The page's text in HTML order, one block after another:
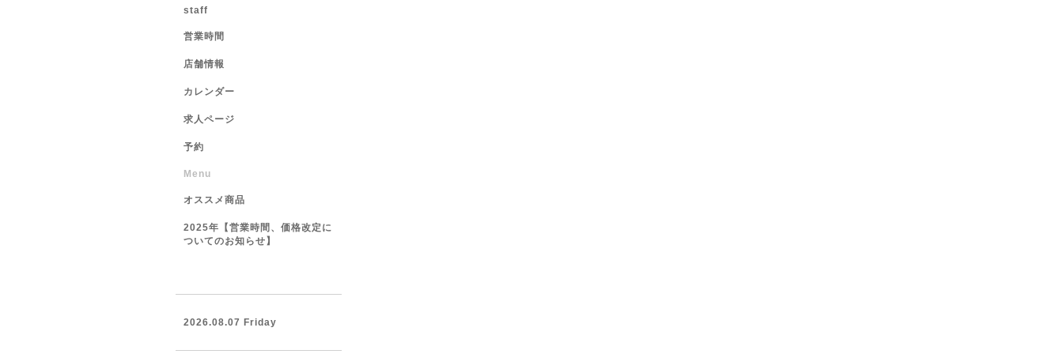
staff
営業時間
店舗情報
カレンダー
求人ページ
予約
Menu
オススメ商品
2025年【営業時間、価格改定に
ついてのお知らせ】
2026.08.07 Friday